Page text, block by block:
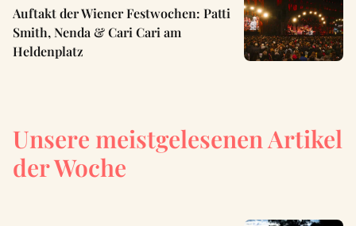
Auftakt der Wiener Festwochen: Patti
Smith, Nenda & Cari Cari am
Heldenplatz
Unsere meistgelesenen Artikel
der Woche